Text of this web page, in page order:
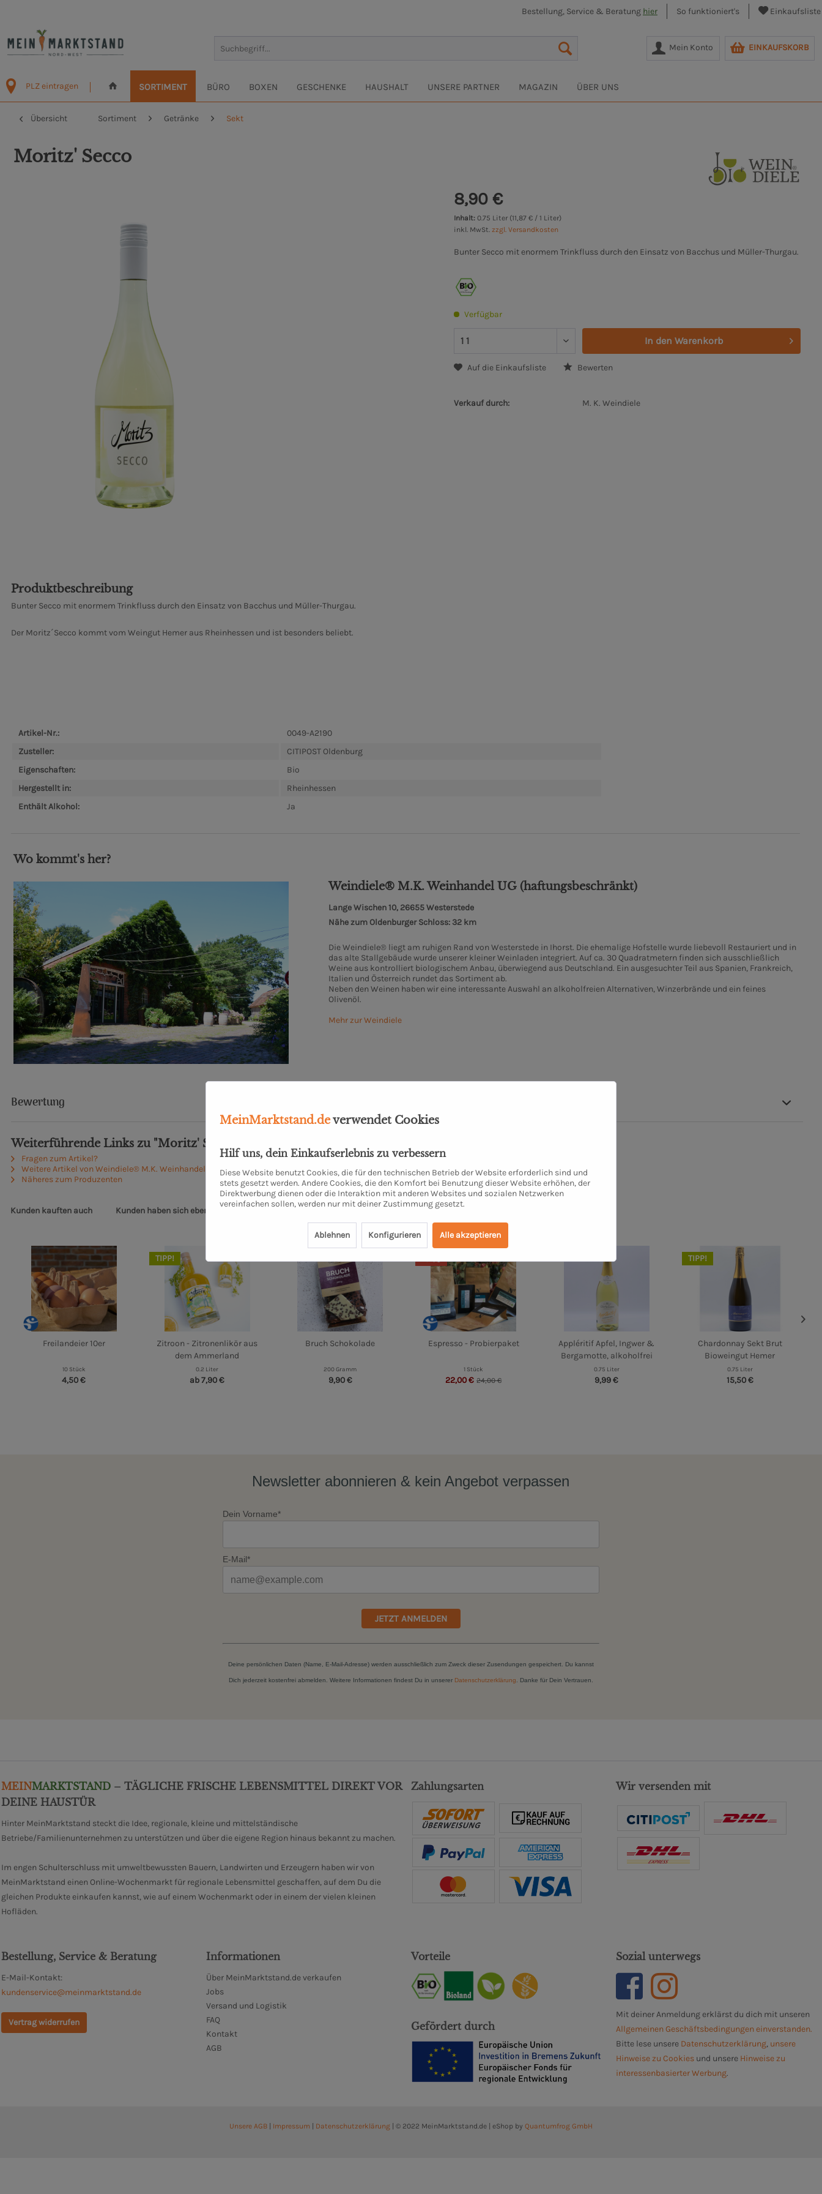
Bestellung, Service & Beratung hier So funktioniert's Einkaufsliste
Mein Konto EINKAUFSKORB
PLZ eintragen SORTIMENT BÜRO BOXEN GESCHENKE HAUSHALT UNSERE PARTNER MAGAZIN ÜBER UNS
Übersicht Sortiment Getränke Sekt
Moritz' Secco
8,90 €
Inhalt:0.75 Liter (11,87 € / 1 Liter)
inkl. MwSt.zzgl. Versandkosten
Bunter Secco mit enormem Trinkfluss durch den Einsatz von Bacchus und Müller-Thurgau.
Verfügbar
In den Warenkorb
Auf die Einkaufsliste Bewerten
Verkauf durch: M. K. Weindiele
Produktbeschreibung
Bunter Secco mit enormem Trinkfluss durch den Einsatz von Bacchus und Müller-Thurgau.
Der Moritz´Secco kommt vom Weingut Hemer aus Rheinhessen und ist besonders beliebt.
Artikel-Nr.:
0049-A2190
Zusteller:
CITIPOST Oldenburg
Eigenschaften:
Bio
Hergestellt in:
Rheinhessen
Enthält Alkohol:
Ja
Wo kommt's her?
Weindiele® M.K. Weinhandel UG (haftungsbeschränkt)
Lange Wischen 10, 26655 Westerstede
Nähe zum Oldenburger Schloss: 32 km
Die Weindiele® liegt am ruhigen Rand von Westerstede in Ihorst. Die ehemalige Hofstelle wurde liebevoll Restauriert und in
das alte Stallgebäude wurde unserer kleiner Weinladen integriert. Auf ca. 30 Quadratmetern finden sich ausschließlich
Weine aus kontrolliert biologischem Anbau, überwiegend aus Deutschland. Ein ausgesuchter Teil aus Spanien, Frankreich,
Italien und Österreich rundet das Sortiment ab.
Neben den Weinen haben wir eine interessante Auswahl an alkoholfreien Alternativen, Winzerbrände und ein feines
Olivenöl.
Mehr zur Weindiele
Bewertung
Weiterführende Links zu "Moritz' Secco"
Fragen zum Artikel?
Weitere Artikel von Weindiele® M.K. Weinhandel UG (haftungsbeschränkt)
Näheres zum Produzenten
Kunden kauften auch Kunden haben sich ebenfalls angesehen
Freilandeier 10er
10 Stück
4,50 €
TIPP!
Zitroon - Zitronenlikör aus
dem Ammerland
0.2 Liter
ab 7,90 €
Bruch Schokolade
200 Gramm
9,90 €
-8
Espresso - Probierpaket
1 Stück
22,00 € 24,00 €
Appléritif Apfel, Ingwer &
Bergamotte, alkoholfrei
0.75 Liter
9,99 €
TIPP!
Chardonnay Sekt Brut
Bioweingut Hemer
0.75 Liter
15,50 €
Newsletter abonnieren & kein Angebot verpassen
Dein Vorname*
E-Mail*
JETZT ANMELDEN
Deine persönlichen Daten (Name, E-Mail-Adresse) werden ausschließlich zum Zweck dieser Zusendungen gespeichert. Du kannst
Dich jederzeit kostenfrei abmelden. Weitere Informationen findest Du in unserer Datenschutzerklärung . Danke für Dein Vertrauen.
MEINMARKTSTAND – TÄGLICHE FRISCHE LEBENSMITTEL DIREKT VOR
DEINE HAUSTÜR
Hinter MeinMarktstand steckt die Idee, regionale, kleine und mittelständische
Betriebe/Familienunternehmen zu unterstützen und über die eigene Region hinaus bekannt zu machen.
Im engen Schulterschluss mit umweltbewussten Bauern, Landwirten und Erzeugern haben wir von
MeinMarktstand einen Online-Wochenmarkt für regionale Lebensmittel geschaffen, auf dem Du die
gleichen Produkte einkaufen kannst, wie auf einem Wochenmarkt oder in einem der vielen kleinen
Hofläden.
Zahlungsarten Wir versenden mit
Bestellung, Service & Beratung
E-Mail-Kontakt:
kundenservice@meinmarktstand.de
Vertrag widerrufen
Informationen
Über MeinMarktstand.de verkaufen
Jobs
Versand und Logistik
FAQ
Kontakt
AGB
Vorteile
Gefördert durch
Sozial unterwegs
Mit deiner Anmeldung erklärst du dich mit unseren
Allgemeinen Geschäftsbedingungen einverstanden.
Bitte lese unsere Datenschutzerklärung, unsere
Hinweise zu Cookies und unsere Hinweise zu
interessenbasierter Werbung.
Unsere AGB Impressum Datenschutzerklärung | © 2022 MeinMarktstand.de | eShop by Quantumfrog GmbH
MeinMarktstand.deverwendet Cookies
Hilf uns, dein Einkaufserlebnis zu verbessern
Diese Website benutzt Cookies, die für den technischen Betrieb der Website erforderlich sind und
stets gesetzt werden. Andere Cookies, die den Komfort bei Benutzung dieser Website erhöhen, der
Direktwerbung dienen oder die Interaktion mit anderen Websites und sozialen Netzwerken
vereinfachen sollen, werden nur mit deiner Zustimmung gesetzt.
Ablehnen Konfigurieren Alle akzeptieren